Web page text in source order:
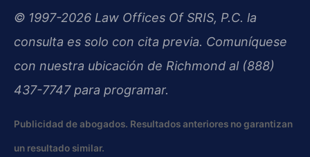
© 1997-2026 Law Offices Of SRIS, P.C. la
consulta es solo con cita previa. Comuníquese
con nuestra ubicación de Richmond al (888)
437-7747 para programar.
Publicidad de abogados. Resultados anteriores no garantizan
un resultado similar.